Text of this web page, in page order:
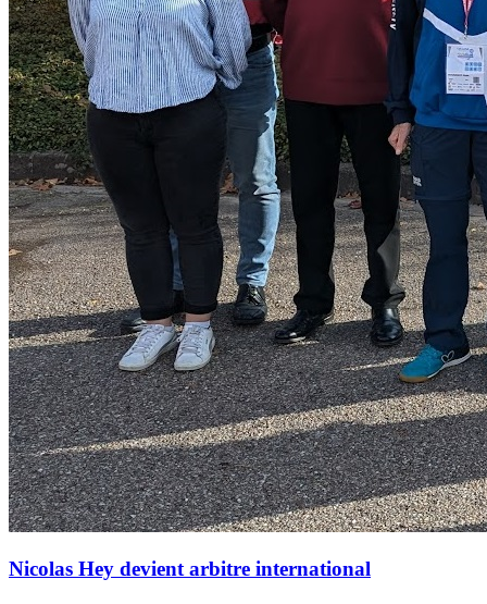
Nicolas Hey devient arbitre international